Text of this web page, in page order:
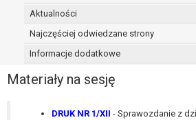
Aktualności
Najczęściej odwiedzane strony
Informacje dodatkowe
Materiały na sesję
DRUK NR 1/XII - Sprawozdanie z
łącznie spełnione są
przetwarzanie
podstawie umowy
której dane dotyczą
zgody wyrażonej
przetwarzanie
prawo sprzeciwu wobec